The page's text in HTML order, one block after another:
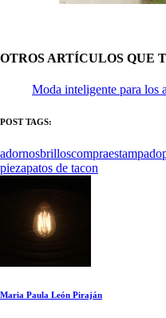
OTROS ARTÍCULOS QUE
Moda inteligente para los
POST TAGS:
adornosbrilloscompraestampado
piezapatos de tacon
Maria Paula León Piraján